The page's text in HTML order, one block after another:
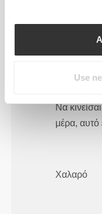
Use
Να
μέρα, αυτό
Χαλαρό